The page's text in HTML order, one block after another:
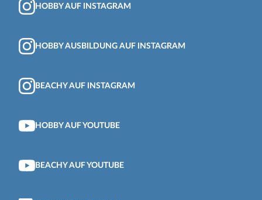
HOBBY AUF INSTAGRAM
HOBBY AUSBILDUNG AUF INSTAGRAM
BEACHY AUF INSTAGRAM
HOBBY AUF YOUTUBE
BEACHY AUF YOUTUBE